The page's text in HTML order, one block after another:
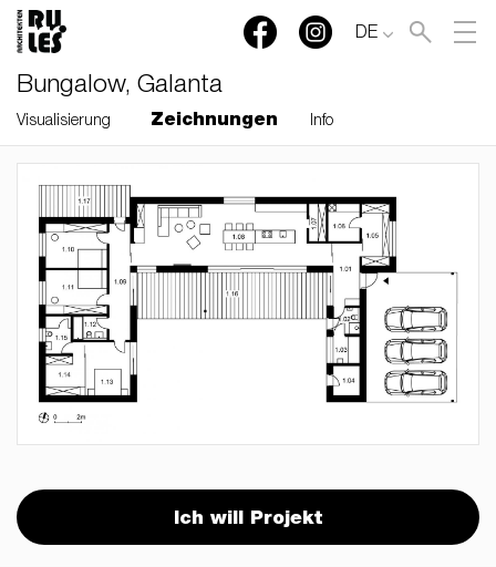
DE
Bungalow, Galanta
Visualisierung Zeichnungen Info
Ich will Projekt
RULES, s.r.o., Klincová
37/B, 821 08 Bratislava,
Slovensko
© RULES, s.r.o.